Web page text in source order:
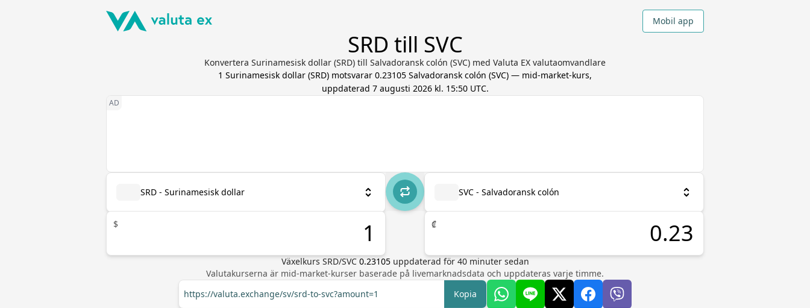
Mobil app
SRD till SVC
Konvertera Surinamesisk dollar (SRD) till Salvadoransk colón (SVC) med Valuta EX valutaomvandlare
1 Surinamesisk dollar (SRD) motsvarar 0.23105 Salvadoransk colón (SVC) — mid-market-kurs,
uppdaterad 7 augusti 2026 kl. 15:50 UTC.
SRD - Surinamesisk dollar
$
SVC - Salvadoransk colón
₡
Växelkurs SRD/SVC 0.23105 uppdaterad för 40minuter sedan
Valutakurserna är mid-market-kurser baserade på livemarknadsdata och uppdateras varje timme.
https://valuta.exchange/sv/srd-to-svc?amount=1
Kopia